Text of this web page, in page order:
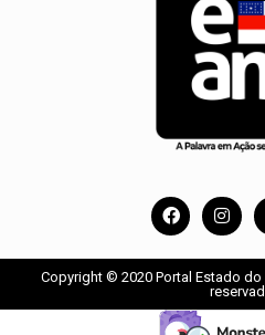
Copyright © 2020 Portal Estado